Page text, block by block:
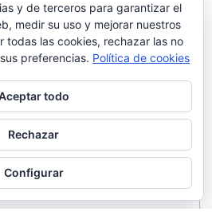
y de terceros para garantizar el
medir su uso y mejorar nuestros
todas las cookies, rechazar las no
preferencias. Política de cookies
todo
Rechazar
Configurar